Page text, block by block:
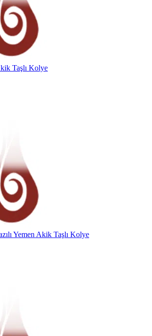
Taşlı Kolye
Yemen Akik Taşlı Kolye